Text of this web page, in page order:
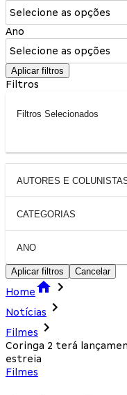
Selecione as opções
Ano
Selecione as opções
Aplicar filtros
Filtros
Filtros Selecionados
AUTORES E
CATEGORIAS
ANO
Aplicar filtros Cancelar
Home
Notícias
Filmes
Coringa 2 terá
estreia
Filmes